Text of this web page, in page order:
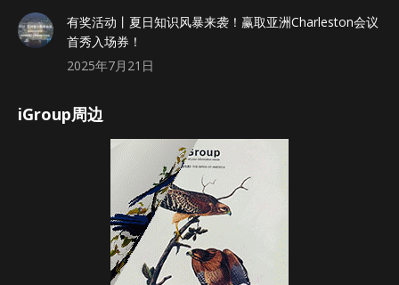
有奖活动丨夏日知识风暴来袭！赢取亚洲Charleston会议
首秀入场券！
2025年7月21日
iGroup周边